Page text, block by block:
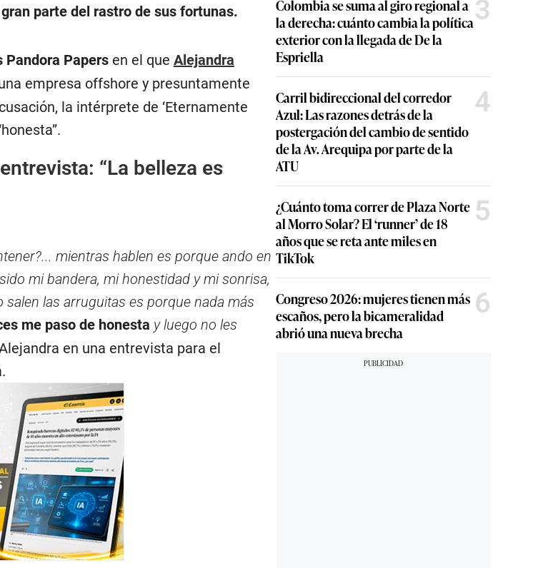
parte del rastro de sus fortunas.
Pandora Papersen el que Alejandra
empresa offshore y presuntamente
la intérprete de ‘Eternamente
“La belleza es
mientras hablen es porque ando en
mi bandera, mi honestidad y mi sonrisa,
las arruguitas es porque nada más
me paso de honesta y luego no les
en una entrevista para el
Colombia se suma al giro regional a
la derecha: cuánto cambia la política
exterior con la llegada de De la
Espriella
3
Carril bidireccional del corredor
Azul: Las razones detrás de la
postergación del cambio de sentido
de la Av. Arequipa por parte de la
ATU
4
¿Cuánto toma correr de Plaza Norte
al Morro Solar? El ‘runner’ de 18
años que se reta ante miles en
TikTok
5
Congreso 2026: mujeres tienen más
escaños, pero la bicameralidad
abrió una nueva brecha
6